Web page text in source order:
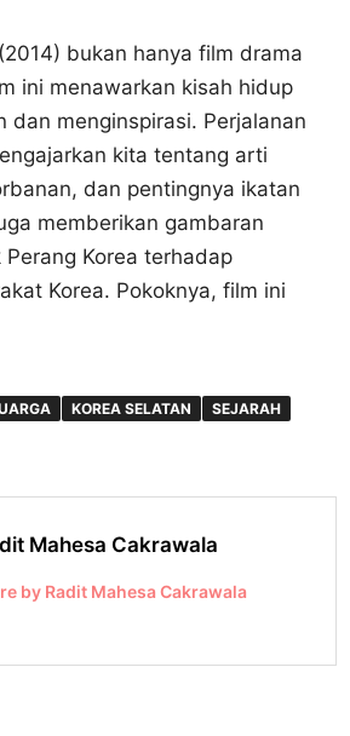
bukan hanya film drama
ini menawarkan kisah hidup
dan menginspirasi. Perjalanan
kita tentang arti
dan pentingnya ikatan
memberikan gambaran
Korea terhadap
Korea. Pokoknya, film ini
KOREA SELATAN SEJARAH
Mahesa Cakrawala
by Radit Mahesa Cakrawala